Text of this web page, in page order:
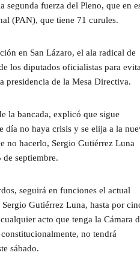
segunda fuerza del Pleno, que en
(PAN), que tiene 71 curules.
en San Lázaro, el ala radical de
los diputados oficialistas para
presidencia de la Mesa Directiva.
la bancada, explicó que sigue
día no haya crisis y se elija a la
no hacerlo, Sergio Gutiérrez Luna
de septiembre.
seguirá en funciones el actual
Gutiérrez Luna, hasta por
acto que tenga la Cámara
no tendrá
sábado.